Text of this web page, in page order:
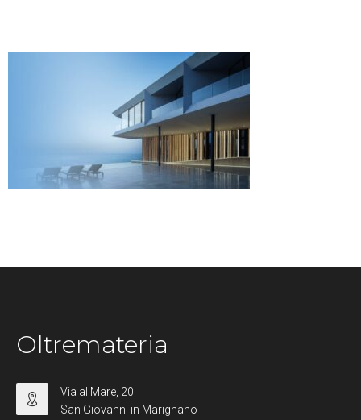
Oltremateria
Via al Mare, 20
San Giovanni in Marignano